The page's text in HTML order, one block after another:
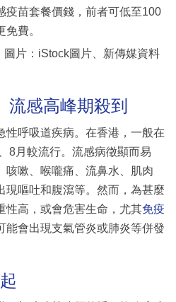
疫苗套餐價錢，前者可低至100
費。
片：iStock圖片、新傳媒資料
流感高峰期殺到
性呼吸道疾病。在香港，一般在
8月較流行。流感病徵顯而易
咳嗽、喉嚨痛、流鼻水、肌肉
現嘔吐和腹瀉等。然而，為甚麼
性高，或會危害生命，尤其免疫
能會出現支氣管炎或肺炎等併發